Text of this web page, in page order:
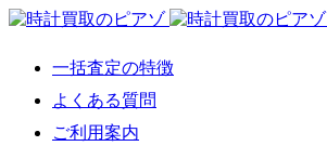
一括査定の特徴
よくある質問
ご利用案内